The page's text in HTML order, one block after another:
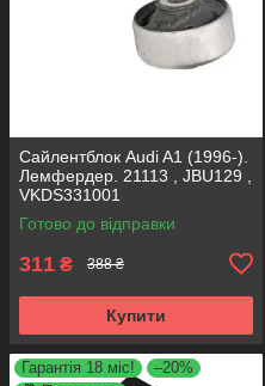
Сайлентблок Audi A1 (1996-).
Лемфердер. 21113 , JBU129 ,
VKDS331001
Готово до відправки
311 ₴ 388 ₴
Купити
Гарантія 18 міс!
–20%